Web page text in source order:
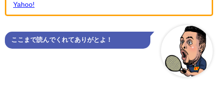
Yahoo!
ここまで読んでくれてありがとよ！